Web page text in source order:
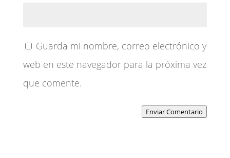
Guarda mi nombre, correo electrónico y
web en este navegador para la próxima vez
que comente.
Enviar Comentario